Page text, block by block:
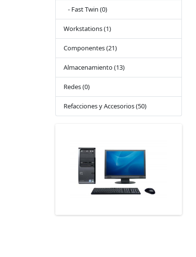
- Fast Twin (0)
Workstations (1)
Componentes (21)
Almacenamiento (13)
Redes (0)
Refacciones y Accesorios (50)